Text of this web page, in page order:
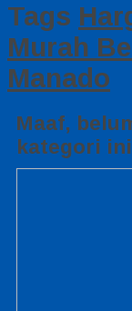
Tags
Murah
Manado
Maaf,
kategori